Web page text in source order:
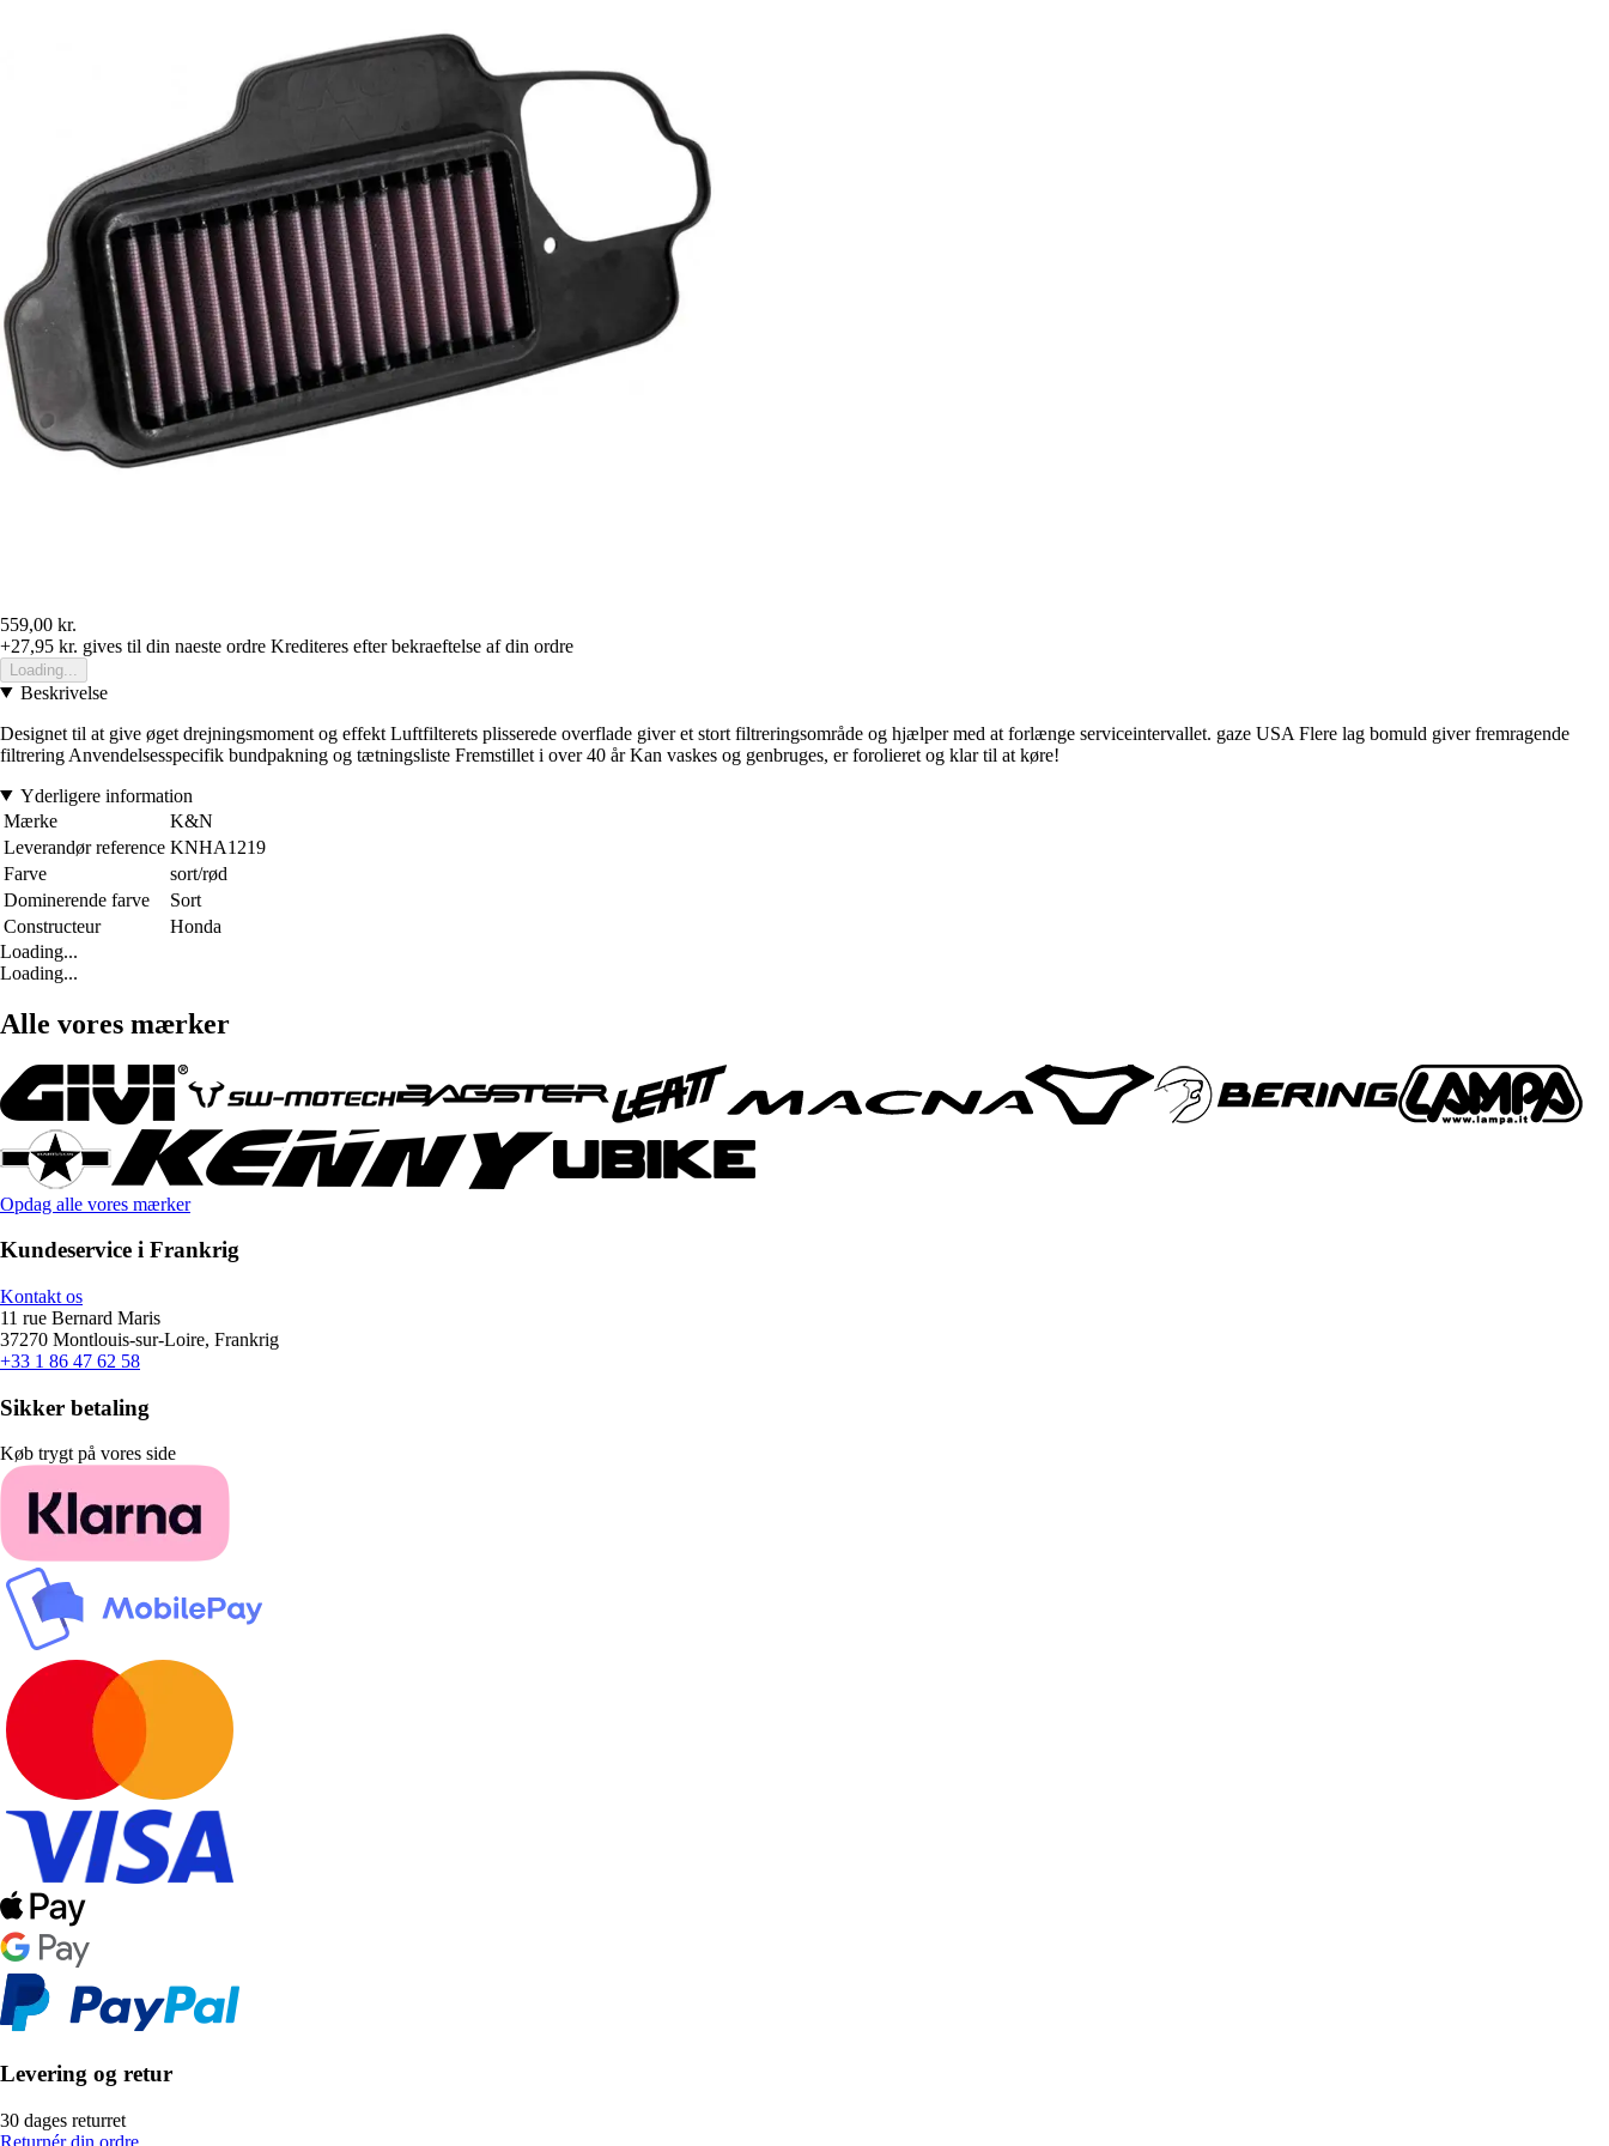
559,00 kr.
+27,95 kr. gives til din naeste ordre Krediteres efter bekraeftelse af din ordre
Loading...
Beskrivelse
Designet til at give øget drejningsmoment og effekt Luftfilterets plisserede overflade giver et stort filtreringsområde og hjælper med at forlænge serviceintervallet. gaze USA Flere lag bomuld giver fremragende
filtrering Anvendelsesspecifik bundpakning og tætningsliste Fremstillet i over 40 år Kan vaskes og genbruges, er forolieret og klar til at køre!
Yderligere information
Mærke
K&N
Leverandør reference KNHA1219
Farve
sort/rød
Dominerende farve
Sort
Constructeur
Honda
Loading...
Loading...
Alle vores mærker
Opdag alle vores mærker
Kundeservice i Frankrig
Kontakt os
11 rue Bernard Maris
37270 Montlouis-sur-Loire, Frankrig
+33 1 86 47 62 58
Sikker betaling
Køb trygt på vores side
Levering og retur
30 dages returret
Returnér din ordre